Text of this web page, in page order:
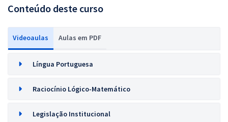
Conteúdo deste curso
Videoaulas Aulas em PDF
Língua Portuguesa
Raciocínio Lógico-Matemático
Legislação Institucional